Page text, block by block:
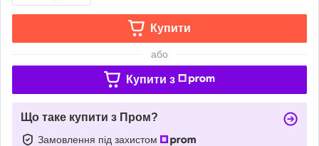
Купити
або
Купити з
Що таке купити з Пром?
Замовлення під захистом